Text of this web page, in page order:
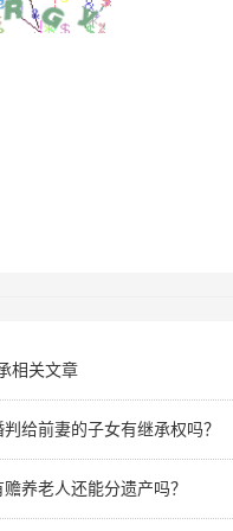
相关文章
判给前妻的子女有继承权吗？
赡养老人还能分遗产吗？